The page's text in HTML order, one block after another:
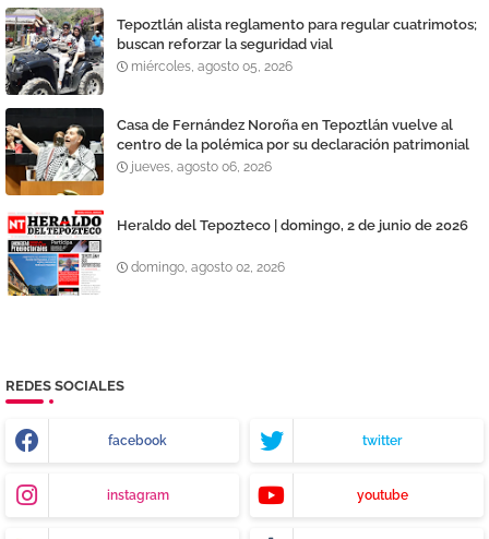
Tepoztlán alista reglamento para regular cuatrimotos;
buscan reforzar la seguridad vial
miércoles, agosto 05, 2026
Casa de Fernández Noroña en Tepoztlán vuelve al
centro de la polémica por su declaración patrimonial
jueves, agosto 06, 2026
Heraldo del Tepozteco | domingo, 2 de junio de 2026
domingo, agosto 02, 2026
REDES SOCIALES
facebook twitter
instagram youtube